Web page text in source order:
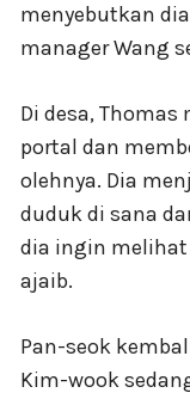
menyebutkan
manager Wang
Di desa,
portal dan
olehnya. Dia
duduk di sana
dia ingin
ajaib.
Pan-seok
Kim-wook